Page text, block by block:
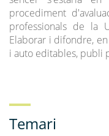
procediment
professionals de la
Elaborar i difondre,
i auto editables, publi
Temari